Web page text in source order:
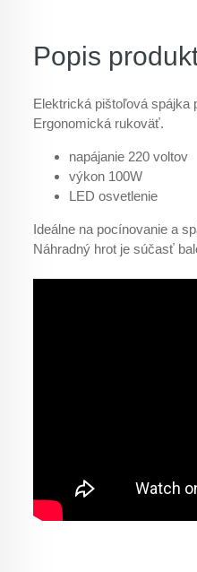
Popis
Elektrická pištoľová spájka
Ergonomická rukoväť.
napájanie 220 voltov
výkon 100W
LED osvetlenie
Ideálne na pocínovanie a
Náhradný hrot je súčasť